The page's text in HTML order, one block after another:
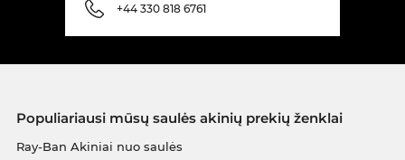
+44 330 818 6761
Populiariausi mūsų saulės akinių prekių ženklai
Ray-Ban Akiniai nuo saulės